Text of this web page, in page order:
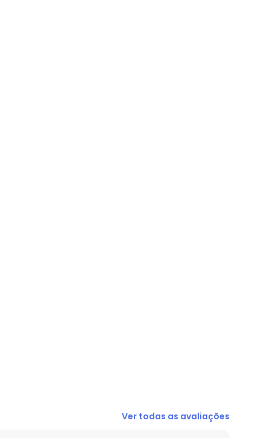
Ver todas as avaliações